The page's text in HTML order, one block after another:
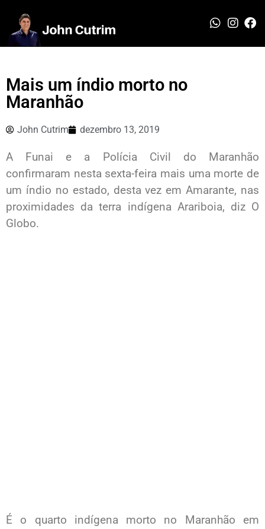
Mais um índio morto no
Maranhão
John Cutrim dezembro 13, 2019
A Funai e a Polícia Civil do Maranhão
confirmaram nesta sexta-feira mais uma morte de
um índio no estado, desta vez em Amarante, nas
proximidades da terra indígena Arariboia, diz O
Globo.
É o quarto indígena morto no Maranhão em